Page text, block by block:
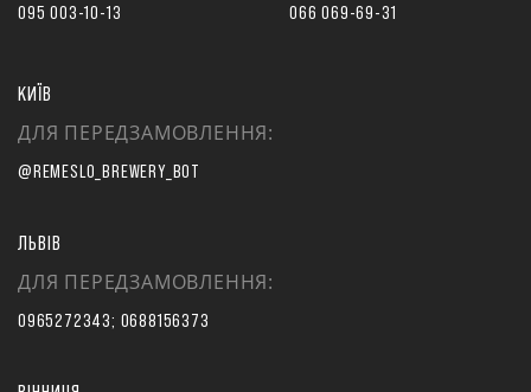
095 003-10-13
066 069-69-31
КИЇВ
ДЛЯ ПЕРЕДЗАМОВЛЕННЯ:
@REMESLO_BREWERY_BOT
ЛЬВІВ
ДЛЯ ПЕРЕДЗАМОВЛЕННЯ:
0965272343; 0688156373